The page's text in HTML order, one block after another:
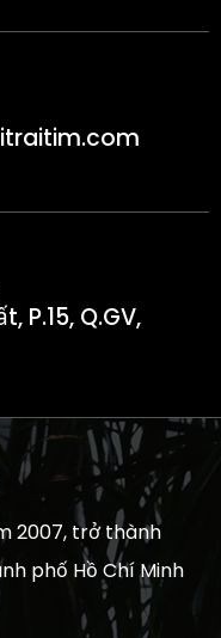
P.15, Q.GV,
2007, trở thành
phố Hồ Chí Minh